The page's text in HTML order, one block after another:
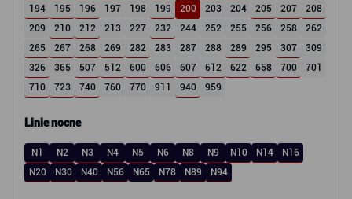
194
195 196 197 198 199 200 203 204 205 207
208
209
210 212 213 227 232 244 252 255 256 258
262
265
267 268 269 282 283 287 288 289 295 307
309
326
365 507 512 600 606 607 612 622 658 700
701
710
723 740 760 770 911 940 959
Linie nocne
N1 N2 N3 N4 N5 N6 N8 N9 N10 N14
N16
N20
N30 N40 N56 N65 N78 N89 N94